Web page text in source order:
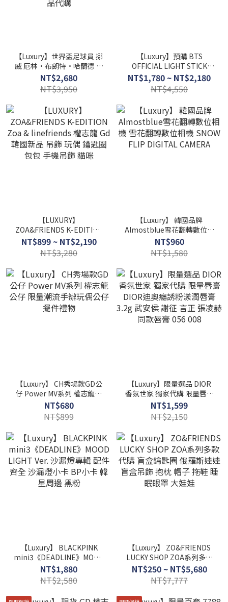
【Luxury】世界盃足球員 挪
威 厄林·布朗特·哈蘭德 哈
寶聯名款 KKNEKKI 德國品牌
髮圈 髮束 挪威足球員 魔人普
烏 哈蘭德的同款髮圈 正品代
NT$2,680
NT$3,950
【Luxury】預購 BTS
OFFICIAL LIGHT STICK
VER.4 四代手燈 1 週邊 阿米
棒 官方購入正品 應援 K-
POP 演唱會
NT$1,780 ~ NT$2,180
NT$4,550
【LUXURY】
ZOA&FRIENDS K-EDITION
Zoa & linefriends 權志龍
Gd 韓國新品 吊飾 玩偶 鑰匙
圈 包包 手機吊飾 貓咪
NT$899 ~ NT$2,190
NT$3,280
【Luxury】 韓國品牌
Almostblue雪花翻轉數位相
機 雪花翻轉數位相機 SNOW
FLIP DIGITAL CAMERA
NT$960
NT$1,580
【Luxury】 CH秀場款GD公
仔 Power MV系列 權志龍公
仔 限量潮流手辦玩偶公仔擺
件禮物
NT$680
NT$899
【Luxury】限量選品 DIOR
香氛世家 獨家代購 限量唇膏
DIOR迪奧癮誘粉漾潤唇膏
3.2g 武安侯 謝征 言正 張凌
赫同款唇膏 056 008
NT$1,599
NT$2,150
【Luxury】 BLACKPINK
mini3《DEADLINE》MOOD
LIGHT Ver. 沙漏燈專輯 配件
齊全 沙漏燈小卡 BP小卡 韓
星周邊 黑粉
NT$1,880
NT$2,580
【Luxury】 ZO&FRIENDS
LUCKY SHOP ZOA系列多款
代購 盲盒鑰匙圈 俄羅斯娃娃
盲盒吊飾 抱枕 帽子 拖鞋 睡
眠眼罩 大娃娃
NT$250 ~ NT$5,680
NT$7,777